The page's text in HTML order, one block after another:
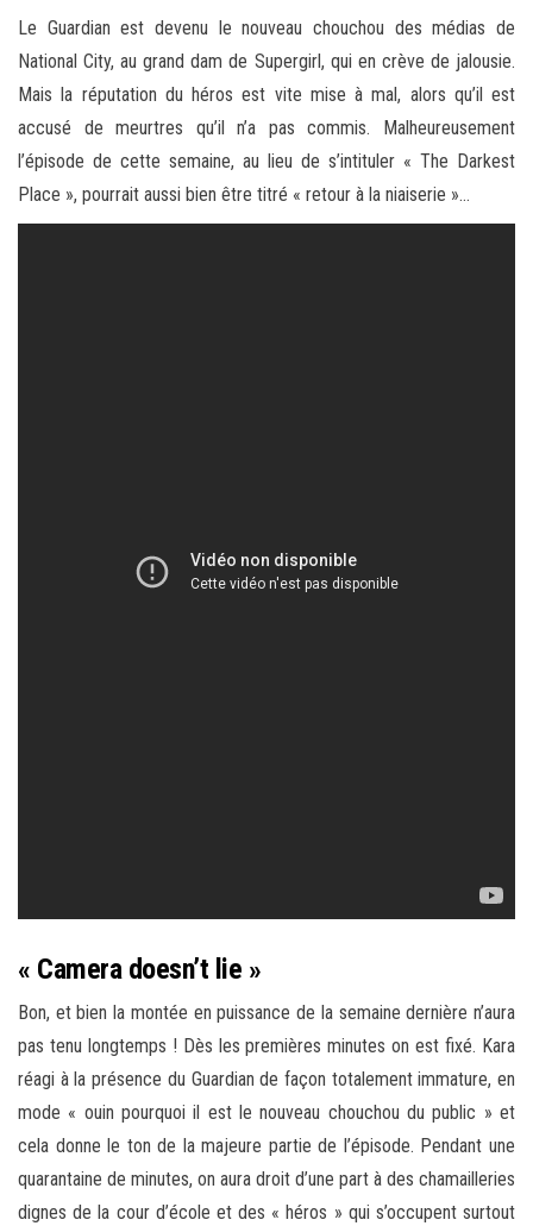
Le Guardian est devenu le nouveau chouchou des médias de
National City, au grand dam de Supergirl, qui en crève de jalousie.
Mais la réputation du héros est vite mise à mal, alors qu’il est
accusé de meurtres qu’il n’a pas commis. Malheureusement
l’épisode de cette semaine, au lieu de s’intituler « The Darkest
Place », pourrait aussi bien être titré « retour à la niaiserie »…
« Camera doesn’t lie »
Bon, et bien la montée en puissance de la semaine dernière n’aura
pas tenu longtemps ! Dès les premières minutes on est fixé. Kara
réagi à la présence du Guardian de façon totalement immature, en
mode « ouin pourquoi il est le nouveau chouchou du public » et
cela donne le ton de la majeure partie de l’épisode. Pendant une
quarantaine de minutes, on aura droit d’une part à des chamailleries
dignes de la cour d’école et des « héros » qui s’occupent surtout